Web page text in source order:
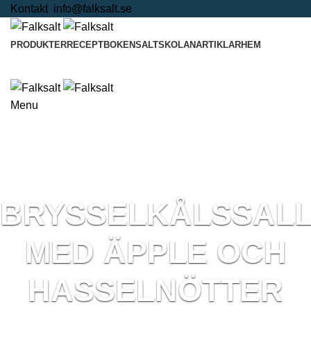
Kontakt info@falksalt.se
PRODUKTERRECEPTBOKENSALTSKOLANARTIKLARHEM
Menu
MED ÄPPLE OCH
HASSELNÖTTER